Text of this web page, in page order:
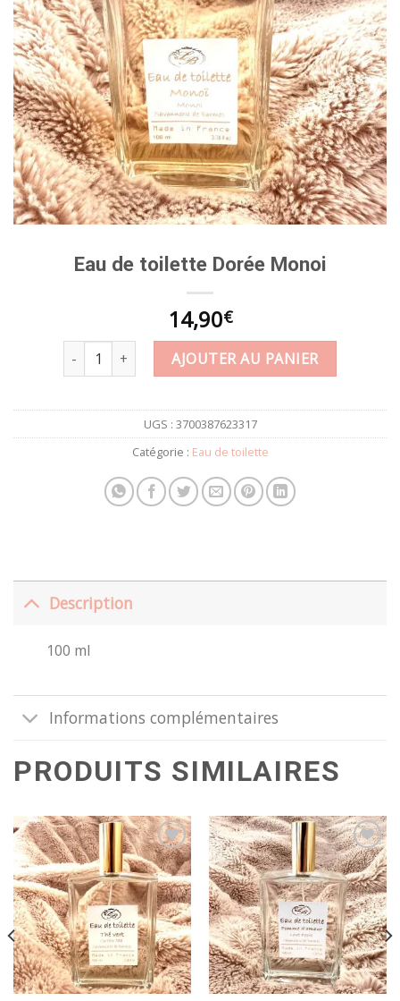
Eau de toilette Dorée Monoi
14,90€
quantité de Eau de toilette Dorée Monoi
AJOUTER AU PANIER
UGS : 3700387623317
Catégorie : Eau de toilette
Description
100 ml
Informations complémentaires
PRODUITS SIMILAIRES
Ajouter
à la
wishlist
Ajouter
à la
wishlist